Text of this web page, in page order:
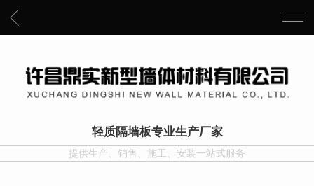
轻质隔墙板专业生产厂家
提供生产、销售、施工、安装一站式服务